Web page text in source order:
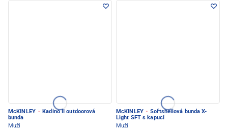
McKINLEY · Kadino II outdoorová
bunda
Muži
McKINLEY · Softshellová bunda X-
Light SFT s kapucí
Muži